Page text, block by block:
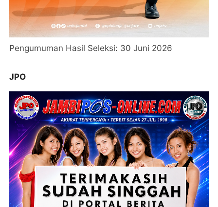
Pengumuman Hasil Seleksi: 30 Juni 2026
JPO